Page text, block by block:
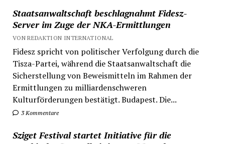
Staatsanwaltschaft beschlagnahmt Fidesz-
Server im Zuge der NKA-Ermittlungen
VON REDAKTION INTERNATIONAL
Fidesz spricht von politischer Verfolgung durch die
Tisza-Partei, während die Staatsanwaltschaft die
Sicherstellung von Beweismitteln im Rahmen der
Ermittlungen zu milliardenschweren
Kulturförderungen bestätigt. Budapest. Die...
3 Kommentare
Sziget Festival startet Initiative für die